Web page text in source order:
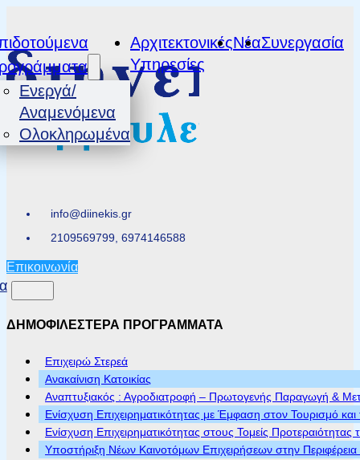
info@diinekis.gr
2109569799, 6974146588
Επικοινωνία
Ενεργά/
Αναμενόμενα
Ολοκληρωμένα
Αρχιτεκτονικές
Υπηρεσίες
ΝέαΣυνεργασία
ΔΗΜΟΦΙΛΕΣΤΕΡΑ ΠΡΟΓΡΑΜΜΑΤΑ
Επιχειρώ Στερεά
Ανακαίνιση Κατοικίας
Αναπτυξιακός : Αγροδιατροφή – Πρωτογενής Παραγωγή &
Ενίσχυση Επιχειρηματικότητας με Έμφαση στον Τουρισμό
Ενίσχυση Επιχειρηματικότητας στους Τομείς Προτεραιότητας
Υποστήριξη Νέων Καινοτόμων Επιχειρήσεων στην